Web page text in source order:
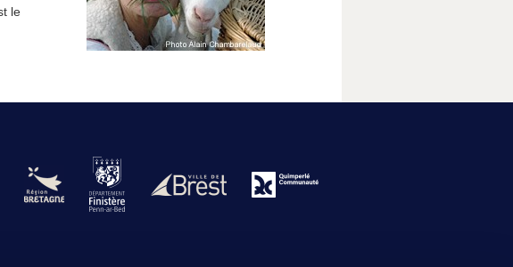
le